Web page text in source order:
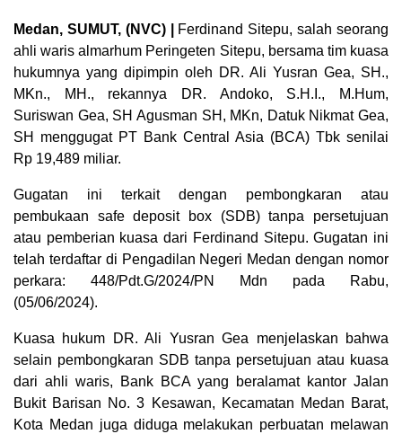
Medan, SUMUT, (NVC) |
Ferdinand Sitepu, salah seorang
ahli waris almarhum Peringeten Sitepu, bersama tim kuasa
hukumnya yang dipimpin oleh DR. Ali Yusran Gea, SH.,
MKn., MH., rekannya DR. Andoko, S.H.I., M.Hum,
Suriswan Gea, SH Agusman SH, MKn, Datuk Nikmat Gea,
SH menggugat PT Bank Central Asia (BCA) Tbk senilai
Rp 19,489 miliar.
Gugatan ini terkait dengan pembongkaran atau
pembukaan safe deposit box (SDB) tanpa persetujuan
atau pemberian kuasa dari Ferdinand Sitepu. Gugatan ini
telah terdaftar di Pengadilan Negeri Medan dengan nomor
perkara: 448/Pdt.G/2024/PN Mdn pada Rabu,
(05/06/2024).
Kuasa hukum DR. Ali Yusran Gea menjelaskan bahwa
selain pembongkaran SDB tanpa persetujuan atau kuasa
dari ahli waris, Bank BCA yang beralamat kantor Jalan
Bukit Barisan No. 3 Kesawan, Kecamatan Medan Barat,
Kota Medan juga diduga melakukan perbuatan melawan